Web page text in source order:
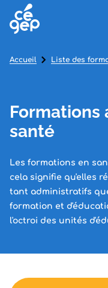
Formations
santé
Les formations en
cela signifie qu'elles
tant administratifs
formation et
l'octroi des unités
Accueil Liste des